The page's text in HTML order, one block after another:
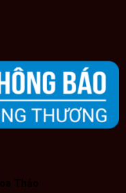
Thảo